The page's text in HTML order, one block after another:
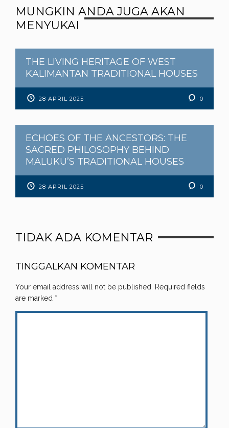
MUNGKIN ANDA JUGA AKAN
MENYUKAI
THE LIVING HERITAGE OF WEST
KALIMANTAN TRADITIONAL HOUSES
28 APRIL 2025 0
ECHOES OF THE ANCESTORS: THE
SACRED PHILOSOPHY BEHIND
MALUKU’S TRADITIONAL HOUSES
28 APRIL 2025 0
TIDAK ADA KOMENTAR
TINGGALKAN KOMENTAR
Your email address will not be published.
Required fields
are marked *